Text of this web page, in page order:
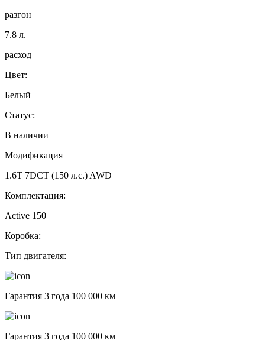
разгон
7.8 л.
расход
Цвет:
Белый
Статус:
В наличии
Модификация
1.6T 7DCT (150 л.с.) AWD
Комплектация:
Active 150
Коробка:
Тип двигателя:
Гарантия 3 года 100 000 км
Гарантия 3 года 100 000 км